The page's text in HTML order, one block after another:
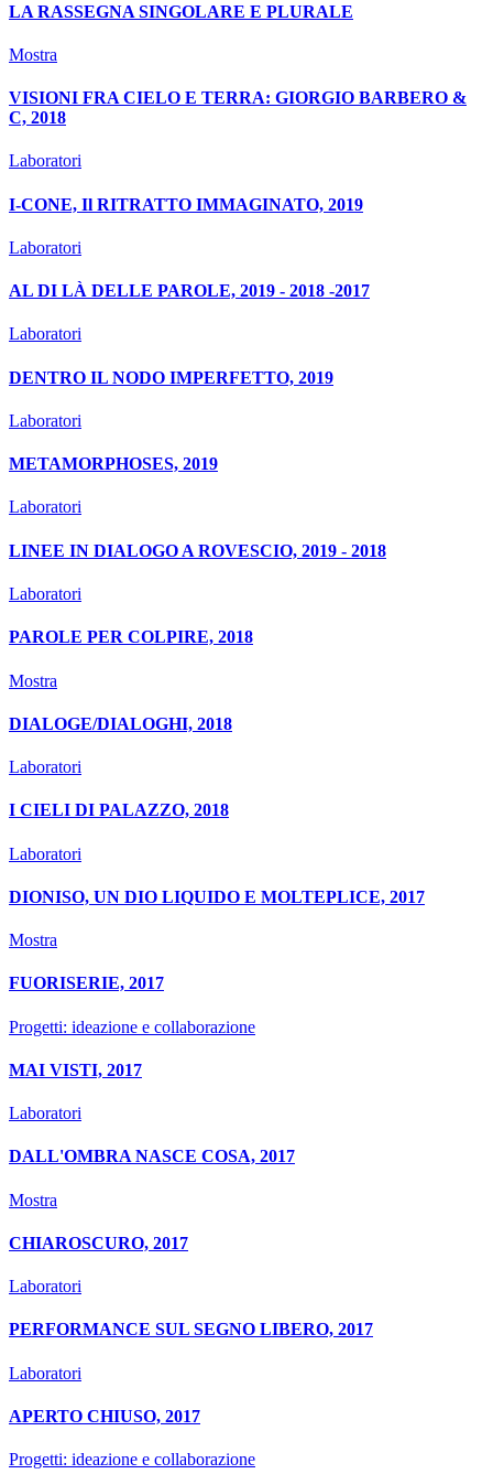
LA RASSEGNA SINGOLARE E PLURALE
Mostra
VISIONI FRA CIELO E TERRA: GIORGIO BARBERO &
C, 2018
Laboratori
I-CONE, Il RITRATTO IMMAGINATO, 2019
Laboratori
AL DI LÀ DELLE PAROLE, 2019 - 2018 -2017
Laboratori
DENTRO IL NODO IMPERFETTO, 2019
Laboratori
METAMORPHOSES, 2019
Laboratori
LINEE IN DIALOGO A ROVESCIO, 2019 - 2018
Laboratori
PAROLE PER COLPIRE, 2018
Mostra
DIALOGE/DIALOGHI, 2018
Laboratori
I CIELI DI PALAZZO, 2018
Laboratori
DIONISO, UN DIO LIQUIDO E MOLTEPLICE, 2017
Mostra
FUORISERIE, 2017
Progetti: ideazione e collaborazione
MAI VISTI, 2017
Laboratori
DALL'OMBRA NASCE COSA, 2017
Mostra
CHIAROSCURO, 2017
Laboratori
PERFORMANCE SUL SEGNO LIBERO, 2017
Laboratori
APERTO CHIUSO, 2017
Progetti: ideazione e collaborazione